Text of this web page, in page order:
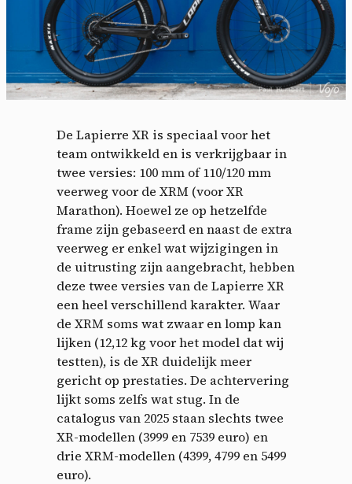
De Lapierre XR is speciaal voor het
team ontwikkeld en is verkrijgbaar in
twee versies: 100 mm of 110/120 mm
veerweg voor de XRM (voor XR
Marathon). Hoewel ze op hetzelfde
frame zijn gebaseerd en naast de extra
veerweg er enkel wat wijzigingen in
de uitrusting zijn aangebracht, hebben
deze twee versies van de Lapierre XR
een heel verschillend karakter. Waar
de XRM soms wat zwaar en lomp kan
lijken (12,12 kg voor het model dat wij
testten), is de XR duidelijk meer
gericht op prestaties. De achtervering
lijkt soms zelfs wat stug. In de
catalogus van 2025 staan ​​slechts twee
XR-modellen (3999 en 7539 euro) en
drie XRM-modellen (4399, 4799 en 5499
euro).